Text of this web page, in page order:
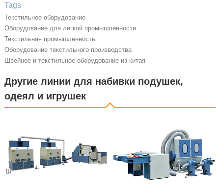
Tags
Текстильное оборудование
Оборудование для легкой промышленности
Текстильная промышленность
Оборудование текстильного производства
Швейное и текстильное оборудование из китая
Другие линии для набивки подушек,
одеял и игрушек